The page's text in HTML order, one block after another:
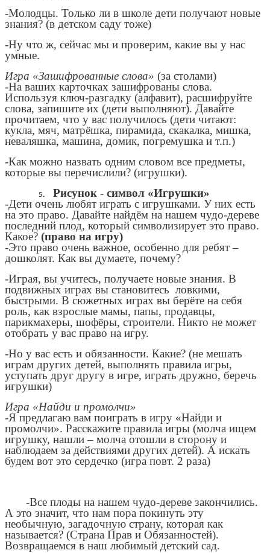
-Молодцы. Только ли в школе дети получают новые
знания? (в детском саду тоже)
-Ну что ж, сейчас мы и проверим, какие вы у нас
умные.
Игра «Зашифрованные слова» (за столами)
-На ваших карточках зашифрованы слова.
Используя ключ-разгадку (алфавит), расшифруйте
слова, запишите их (дети выполняют). Давайте
прочитаем, что у вас получилось (дети читают:
кукла, мяч, матрёшка, пирамида, скакалка, мишка,
неваляшка, машина, домик, погремушка и т.п.)
-Как можно назвать одним словом все предметы,
которые вы перечислили? (игрушки).
Рисунок - символ «Игрушки»
-Дети очень любят играть с игрушками. У них есть
на это право. Давайте найдём на нашем чудо-дереве
последний плод, который символизирует это право.
Какое? (право на игру)
-Это право очень важное, особенно для ребят –
дошколят. Как вы думаете, почему?
-Играя, вы учитесь, получаете новые знания. В
подвижных играх вы становитесь ловкими,
быстрыми. В сюжетных играх вы берёте на себя
роль, как взрослые мамы, папы, продавцы,
парикмахеры, шофёры, строители. Никто не может
отобрать у вас право на игру.
-Но у вас есть и обязанности. Какие? (не мешать
играм других детей, выполнять правила игры,
уступать друг другу в игре, играть дружно, беречь
игрушки)
Игра «Найди и промолчи»
-Я предлагаю вам поиграть в игру «Найди и
промолчи». Расскажите правила игры (молча ищем
игрушку, нашли – молча отошли в сторону и
наблюдаем за действиями других детей). А искать
будем вот это сердечко (игра повт. 2 раза)
-Все плоды на нашем чудо-дереве закончились.
А это значит, что нам пора покинуть эту
необычную, загадочную страну, которая как
называется? (Страна Прав и Обязанностей).
Возвращаемся в наш любимый детский сад.